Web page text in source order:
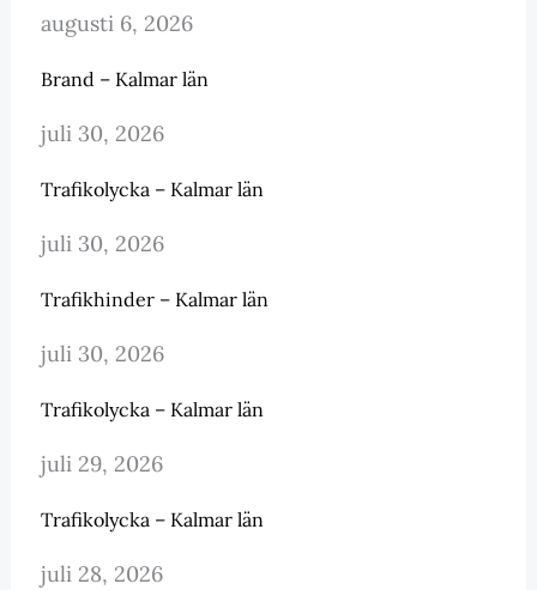
augusti 6, 2026
Brand – Kalmar län
juli 30, 2026
Trafikolycka – Kalmar län
juli 30, 2026
Trafikhinder – Kalmar län
juli 30, 2026
Trafikolycka – Kalmar län
juli 29, 2026
Trafikolycka – Kalmar län
juli 28, 2026